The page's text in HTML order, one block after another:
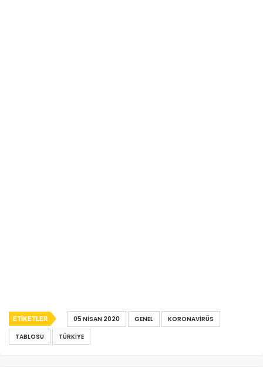
ETIKETLER 05 NISAN 2020 GENEL
KORONAVIRÜS
TABLOSU
TÜRKIYE